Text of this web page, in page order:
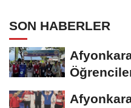
SON HABERLER